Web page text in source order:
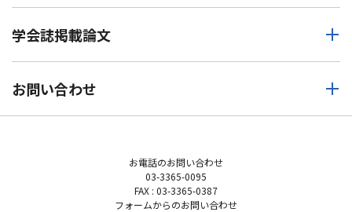
お電話のお問い合わせ
03-3365-0095
FAX : 03-3365-0387
フォームからのお問い合わせ
学会誌掲載論文
お問い合わせ